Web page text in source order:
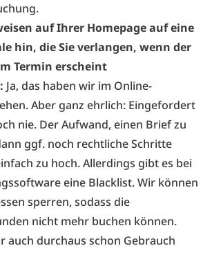
auf Ihrer Homepage auf eine
hin, die Sie verlangen, wenn der
Termin erscheint
Ja, das haben wir im Online-
Aber ganz ehrlich: Eingefordert
nie. Der Aufwand, einen Brief zu
ggf. noch rechtliche Schritte
zu hoch. Allerdings gibt es bei
eine Blacklist. Wir können
sperren, sodass die
nicht mehr buchen können.
auch durchaus schon Gebrauch